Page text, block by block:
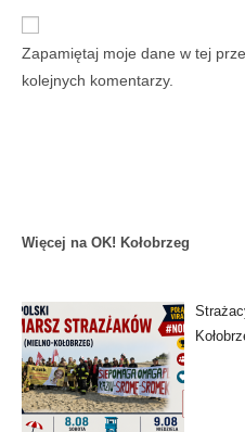
Zapamiętaj moje dane w tej
kolejnych komentarzy.
Więcej na OK! Kołobrzeg